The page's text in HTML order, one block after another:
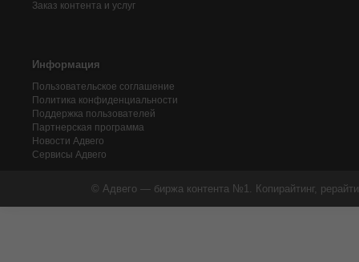
Заказ контента и услуг
Информация
Пользовательское соглашение
Политика конфиденциальности
Поддержка пользователей
Партнерская программа
Новости Адвего
Сервисы Адвего
© Адвего — биржа контента №1. Копирайтинг,